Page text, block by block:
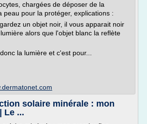
chargées de déposer de la
peau pour la protéger, explications :
un objet noir, il vous apparait noir
alors que l'objet blanc la reflète
la lumière et c'est pour...
solaire minérale : mon
Le ...